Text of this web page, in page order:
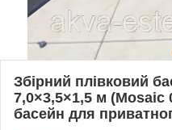
Збірний плівковий
7,0×3,5×1,5 м
басейн для